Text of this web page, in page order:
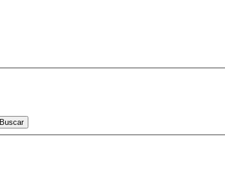
Buscar